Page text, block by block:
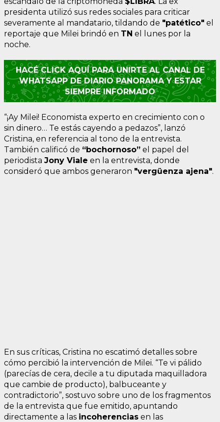
presidenta utilizó sus redes sociales para criticar
severamente al mandatario, tildando de "patético" el
reportaje que Milei brindó en TN el lunes por la
noche.
HACÉ CLICK AQUÍ PARA UNIRTE AL CANAL DE
WHATSAPP DE DIARIO PANORAMA Y ESTAR
SIEMPRE INFORMADO
“¡Ay Milei! Economista experto en crecimiento con o
sin dinero… Te estás cayendo a pedazos”, lanzó
Cristina, en referencia al tono de la entrevista.
También calificó de “bochornoso” el papel del
periodista Jony Viale en la entrevista, donde
consideró que ambos generaron "vergüenza ajena".
En sus críticas, Cristina no escatimó detalles sobre
cómo percibió la intervención de Milei. “Te vi pálido
(parecías de cera, decile a tu diputada maquilladora
que cambie de producto), balbuceante y
contradictorio”, sostuvo sobre uno de los fragmentos
de la entrevista que fue emitido, apuntando
directamente a las incoherencias en las